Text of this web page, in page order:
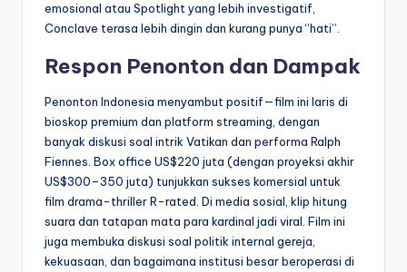
emosional atau Spotlight yang lebih investigatif,
Conclave terasa lebih dingin dan kurang punya “hati”.
Respon Penonton dan Dampak
Penonton Indonesia menyambut positif—film ini laris di
bioskop premium dan platform streaming, dengan
banyak diskusi soal intrik Vatikan dan performa Ralph
Fiennes. Box office US$220 juta (dengan proyeksi akhir
US$300–350 juta) tunjukkan sukses komersial untuk
film drama-thriller R-rated. Di media sosial, klip hitung
suara dan tatapan mata para kardinal jadi viral. Film ini
juga membuka diskusi soal politik internal gereja,
kekuasaan, dan bagaimana institusi besar beroperasi di